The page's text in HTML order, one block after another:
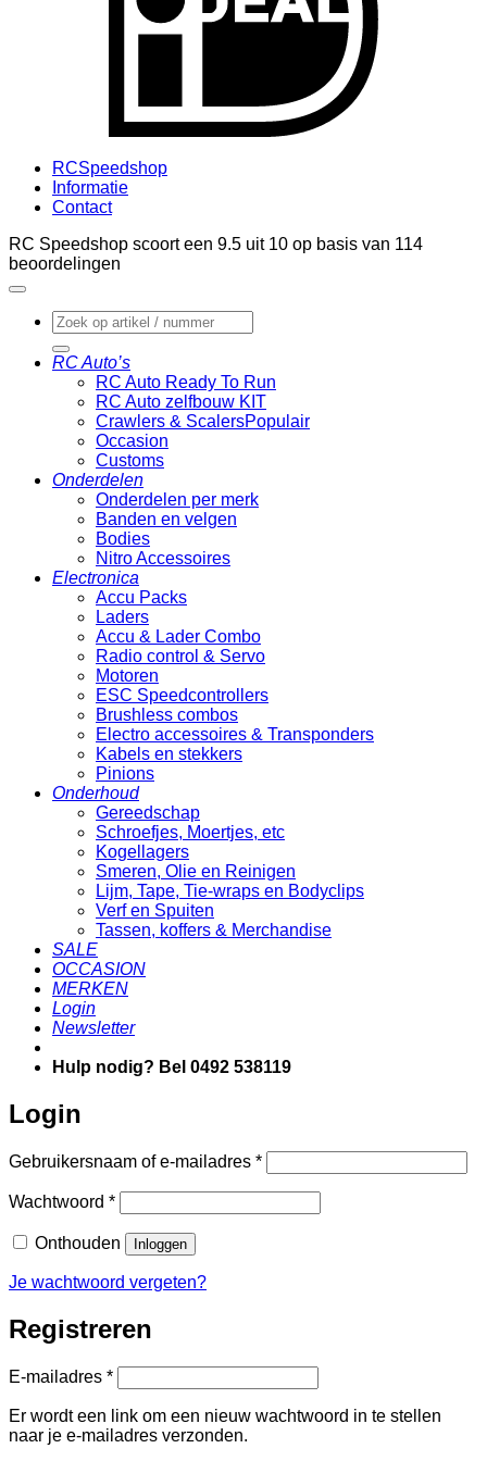
RCSpeedshop
Informatie
Contact
RC Speedshop scoort een 9.5 uit 10 op basis van 114
beoordelingen
Zoeken
naar:
RC Auto’s
RC Auto Ready To Run
RC Auto zelfbouw KIT
Crawlers & Scalers
Occasion
Customs
Onderdelen
Onderdelen per merk
Banden en velgen
Bodies
Nitro Accessoires
Electronica
Accu Packs
Laders
Accu & Lader Combo
Radio control & Servo
Motoren
ESC Speedcontrollers
Brushless combos
Electro accessoires & Transponders
Kabels en stekkers
Pinions
Onderhoud
Gereedschap
Schroefjes, Moertjes, etc
Kogellagers
Smeren, Olie en Reinigen
Lijm, Tape, Tie-wraps en Bodyclips
Verf en Spuiten
Tassen, koffers & Merchandise
SALE
OCCASION
MERKEN
Login
Newsletter
Hulp nodig? Bel 0492 538119
Login
Gebruikersnaam of e-mailadres *Vereist
Wachtwoord *Vereist
Onthouden Inloggen
Je wachtwoord vergeten?
Registreren
E-mailadres *Vereist
Er wordt een link om een nieuw wachtwoord in te stellen
naar je e-mailadres verzonden.